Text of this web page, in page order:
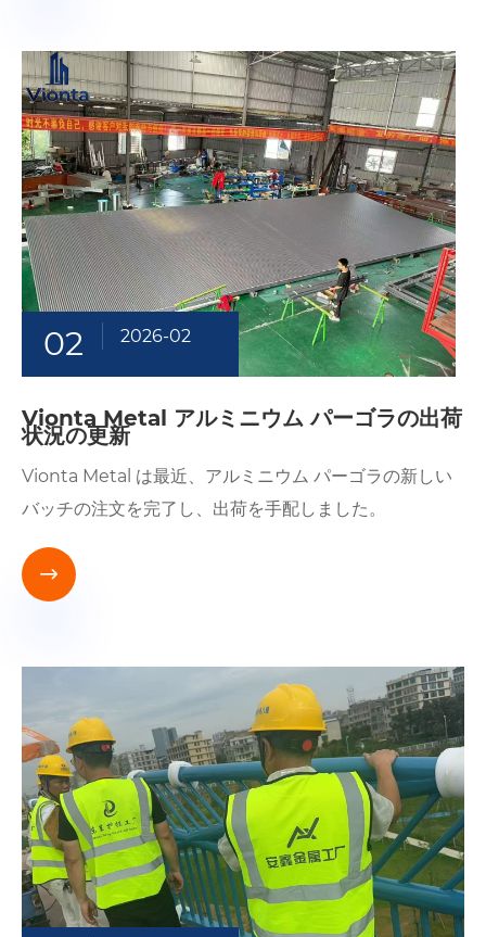
02 2026-02
Vionta Metal アルミニウム パーゴラの出荷
状況の更新
Vionta Metal は最近、アルミニウム パーゴラの新しい
バッチの注文を完了し、出荷を手配しました。
